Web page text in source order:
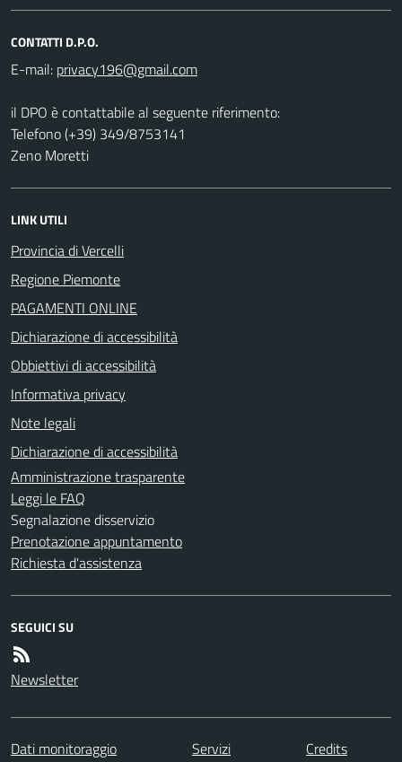
CONTATTI D.P.O.
E-mail:
il DPO è contattabile al seguente riferimento:
Telefono (+39) 349/8753141
Zeno Moretti
LINK UTILI
Provincia di Vercelli
Regione Piemonte
PAGAMENTI ONLINE
Dichiarazione di accessibilità
Obbiettivi di accessibilità
Informativa privacy
Note legali
Dichiarazione di accessibilità
Amministrazione trasparente
Leggi le FAQ
Segnalazione disservizio
Prenotazione appuntamento
Richiesta d'assistenza
SEGUICI SU
Newsletter
Dati monitoraggio Servizi
Credits